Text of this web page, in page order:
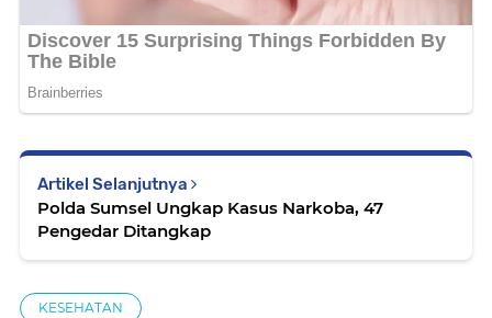
Artikel Selanjutnya
Polda Sumsel Ungkap Kasus Narkoba, 47
Pengedar Ditangkap
KESEHATAN